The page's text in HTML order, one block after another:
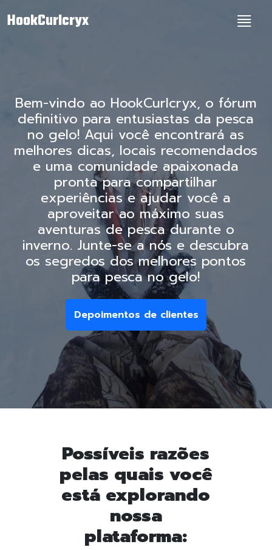
HookCurlcryx
Bem-vindo ao HookCurlcryx, o fórum
definitivo para entusiastas da pesca
no gelo! Aqui você encontrará as
melhores dicas, locais recomendados
e uma comunidade apaixonada
pronta para compartilhar
experiências e ajudar você a
aproveitar ao máximo suas
aventuras de pesca durante o
inverno. Junte-se a nós e descubra
os segredos dos melhores pontos
para pesca no gelo!
Depoimentos de clientes
Possíveis razões
pelas quais você
está explorando
nossa
plataforma: